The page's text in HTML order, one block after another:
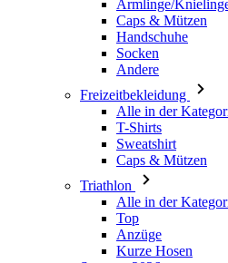
Freizeitbekleidung
Alle in der
T-Shirts
Sweatshirt
Caps & Mützen
Triathlon
Alle in der
Top
Anzüge
Kurze Hosen
Sommer 2026
Team-Repliken
Special Editions
Ausverkauf
Geschenkgutscheine